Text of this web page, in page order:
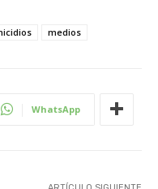
medios
WhatsApp